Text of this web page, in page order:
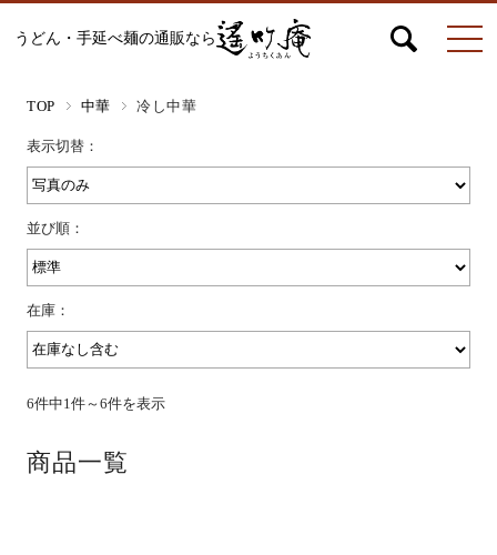
うどん・手延べ麺の通販なら
絹ひめ各種
TOP 中華 冷し中華
表示切替：
並び順：
在庫：
6件中1件～6件を表示
商品一覧